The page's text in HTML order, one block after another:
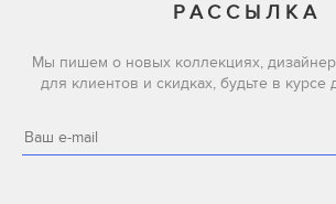
РАССЫЛКА
Мы пишем о новых коллекциях,
для клиентов и скидках, будьте в курсе